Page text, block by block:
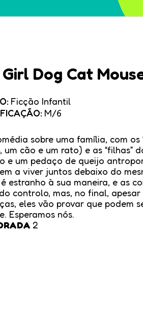
Dog Cat
Ficção Infantil
M/6
sobre uma família, com os
um cão e um rato) e as “filhas”
e um pedaço de queijo
a viver juntos debaixo do
estranho à sua maneira, e as
controlo, mas, no final, apesar
eles vão provar que podem
Esperamos nós.
2